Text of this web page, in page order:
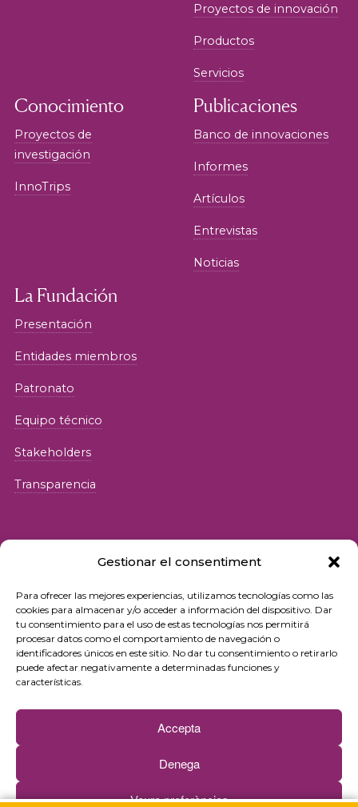
Gestionar el consentiment
Para ofrecer las mejores experiencias, utilizamos tecnologías como las
cookies para almacenar y/o acceder a información del dispositivo. Dar
tu consentimiento para el uso de estas tecnologías nos permitirá
procesar datos como el comportamiento de navegación o
identificadores únicos en este sitio. No dar tu consentimiento o retirarlo
puede afectar negativamente a determinadas funciones y
características.
Accepta
Denega
Veure preferències
Proyectos de innovación
Productos
Servicios
Conocimiento
Proyectos de
investigación
InnoTrips
Publicaciones
Banco de innovaciones
Informes
Artículos
Entrevistas
Noticias
La Fundación
Presentación
Entidades miembros
Patronato
Equipo técnico
Stakeholders
Transparencia
© 2026 Fundació iSocial
Política de privacidad
Condiciones de uso
Política de cookies
Contacto